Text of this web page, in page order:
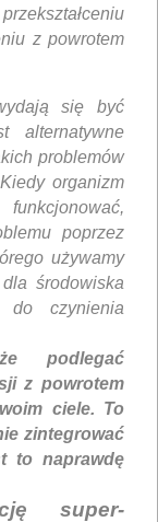
z powrotem
się być
alternatywne
problemów
organizm
poprzez
używamy
środowiska
do czynienia
podlegać
z powrotem
ciele. To
zintegrować
to naprawdę
super-